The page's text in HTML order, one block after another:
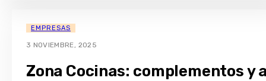
EMPRESAS
3 NOVIEMBRE, 2025
Zona Cocinas: complementos